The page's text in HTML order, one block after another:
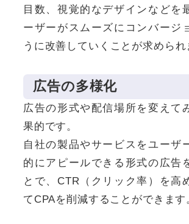
目数、視覚的なデザインなどを
ーザーがスムーズにコンバージ
うに改善していくことが求められ
広告の多様化
広告の形式や配信場所を変えて
果的です。
自社の製品やサービスをユーザ
的にアピールできる形式の広告
とで、CTR（クリック率）を高
てCPAを削減することができます